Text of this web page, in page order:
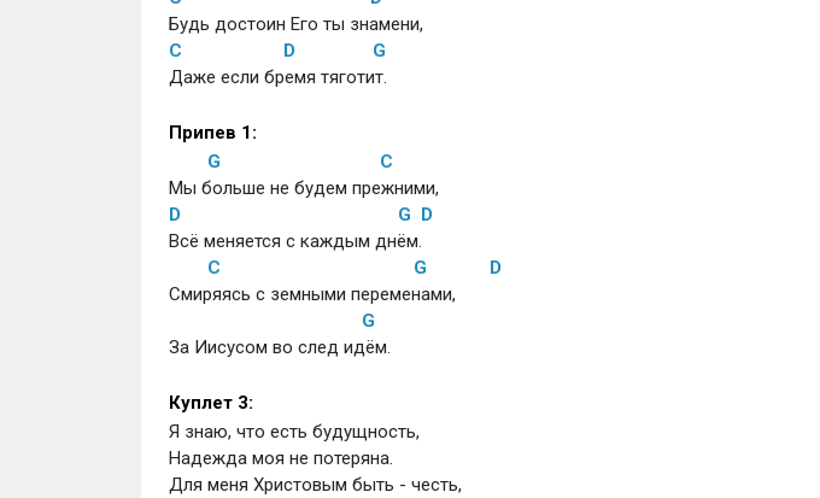
Будь достоин Его ты знамени,
C
D
G
Даже если бремя тяготит.
Припев 1:
G
C
Мы больше не будем прежними,
D
G D
Всё меняется с каждым днём.
C
G
D
Смиряясь с земными переменами,
G
За Иисусом во след идём.
Куплет 3:
Я знаю, что есть будущность,
Надежда моя не потеряна.
Для меня Христовым быть - честь,